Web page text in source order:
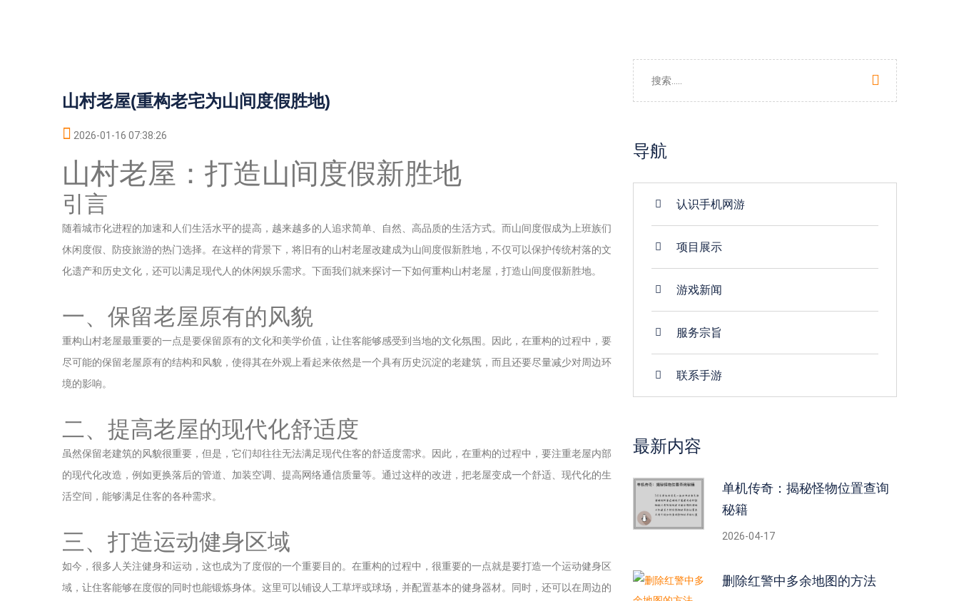
山村老屋(重构老宅为山间度假胜地)
2026-01-16 07:38:26
山村老屋：打造山间度假新胜地
引言
随着城市化进程的加速和人们生活水平的提高，越来越多的人追求简单、自然、高品质的生活方式。而山间度假成为上班族们
休闲度假、防疫旅游的热门选择。在这样的背景下，将旧有的山村老屋改建成为山间度假新胜地，不仅可以保护传统村落的文
化遗产和历史文化，还可以满足现代人的休闲娱乐需求。下面我们就来探讨一下如何重构山村老屋，打造山间度假新胜地。
一、保留老屋原有的风貌
重构山村老屋最重要的一点是要保留原有的文化和美学价值，让住客能够感受到当地的文化氛围。因此，在重构的过程中，要
尽可能的保留老屋原有的结构和风貌，使得其在外观上看起来依然是一个具有历史沉淀的老建筑，而且还要尽量减少对周边环
境的影响。
二、提高老屋的现代化舒适度
虽然保留老建筑的风貌很重要，但是，它们却往往无法满足现代住客的舒适度需求。因此，在重构的过程中，要注重老屋内部
的现代化改造，例如更换落后的管道、加装空调、提高网络通信质量等。通过这样的改进，把老屋变成一个舒适、现代化的生
活空间，能够满足住客的各种需求。
三、打造运动健身区域
如今，很多人关注健身和运动，这也成为了度假的一个重要目的。在重构的过程中，很重要的一点就是要打造一个运动健身区
域，让住客能够在度假的同时也能锻炼身体。这里可以铺设人工草坪或球场，并配置基本的健身器材。同时，还可以在周边的
导航
认识手机网游
项目展示
游戏新闻
服务宗旨
联系手游
最新内容
单机传奇：揭秘怪物位置查询
秘籍
2026-04-17
删除红警中多余地图的方法